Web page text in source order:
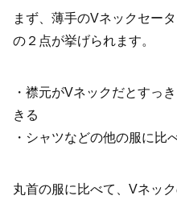
まず、薄手のVネックセー
の２点が挙げられます。
・襟元がVネックだとすっ
きる
・シャツなどの他の服に比
丸首の服に比べて、Vネッ